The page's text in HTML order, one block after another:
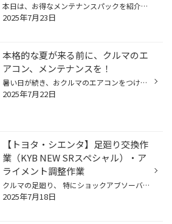
本日は、お得なメンテナンスパックを紹介します。 メンテナンスパックって結構高額なイメージをお持ちのお客様も多いと思いますが、 コクピット・タイヤ館のメンテナンスパックは、 手軽に、日常的なおクルマのメンテナンスをカバーする内容になっておりますので、 是非、一度ご検討ください！ コク...
2025年7月23日
本格的な夏が来る前に、クルマのエ
アコン、メンテナンスを！
暑い日が続き、おクルマのエアコンをつける機会も増えてきていると思います。 今回は暑い夏に向けた、おクルマのエアコン向け、おススメ商品のご紹介です！ 【おクルマのエアコン、メンテナンスにオススメ商品！】 エアコンには、コンプレッサーという、エアコンを動かす心臓のようなものがあり、 ...
2025年7月22日
【トヨタ・シエンタ】足廻り交換作
業（KYB NEW SRスペシャル）・ア
ライメント調整作業
クルマの足廻り、 特にショックアブソーバーと言われるパーツは、 消耗部品に該当するかもしれません。 ショックアブソーバーは、 路面から受ける衝撃の緩和、 乗り心地と走行性の向上の役割を担っています。 そのショックアブソーバーの内部には、 オイルやガスが注入されていますが、 クルマの長...
2025年7月18日